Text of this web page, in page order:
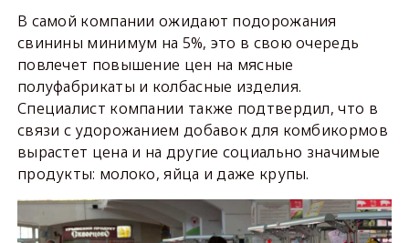
В самой компании ожидают подорожания
свинины минимум на 5%, это в свою очередь
повлечет повышение цен на мясные
полуфабрикаты и колбасные изделия.
Специалист компании также подтвердил, что в
связи с удорожанием добавок для комбикормов
вырастет цена и на другие социально значимые
продукты: молоко, яйца и даже крупы.